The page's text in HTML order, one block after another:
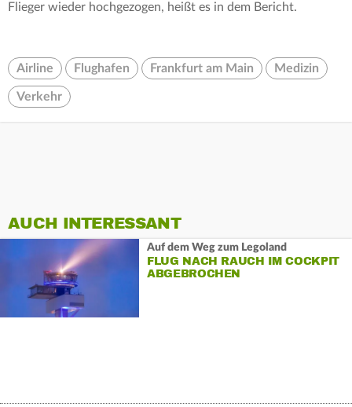
Flieger wieder hochgezogen, heißt es in dem Bericht.
Airline Flughafen Frankfurt am Main Medizin
Verkehr
AUCH INTERESSANT
Auf dem Weg zum Legoland
FLUG NACH RAUCH IM COCKPIT
ABGEBROCHEN